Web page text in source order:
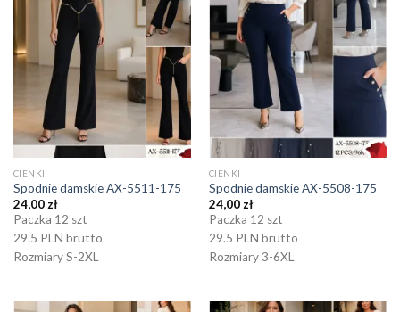
CIENKI
Spodnie damskie AX-5511-175
24,00zł
Paczka 12 szt
29.5 PLN brutto
Rozmiary S-2XL
CIENKI
Spodnie damskie AX-5508-175
24,00zł
Paczka 12 szt
29.5 PLN brutto
Rozmiary 3-6XL